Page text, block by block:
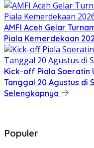
AMFI Aceh Gelar
Piala Kemerdekaan
Kick-off Piala Soeratin
Tanggal 20 Agustus di
Selengkapnya
Populer